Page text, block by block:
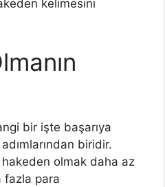
kelimesini
bir işte başarıya
biridir.
olmak daha az
fazla para